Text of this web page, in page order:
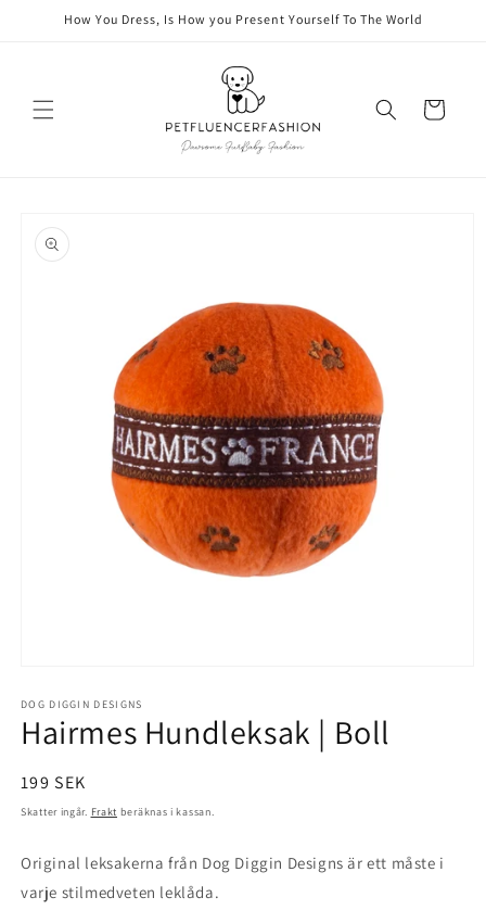
vidareHow You Dress, Is How you Present Yourself To The World
Varukorg
vidare till
1
i
modalfönster
DOG DIGGIN DESIGNS
Hairmes Hundleksak | Boll
Ordinarie
pris
199 SEK
Skatter ingår. Frakt beräknas i kassan.
Original leksakerna från Dog Diggin Designs är ett måste i
varje stilmedveten leklåda.